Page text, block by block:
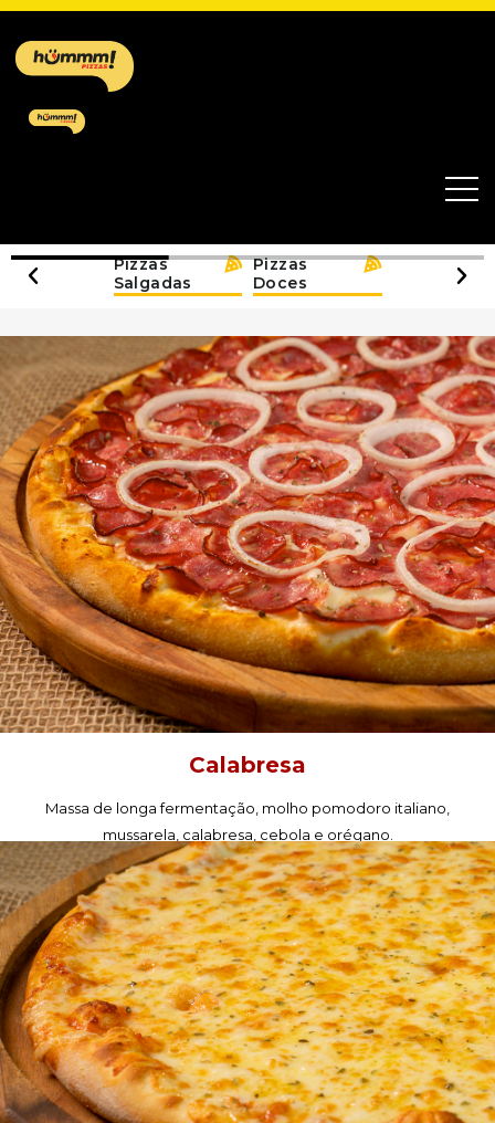
Pizzas
Salgadas
Pizzas
Doces
Exclusivos
Hummm!
Calabresa
Massa de longa fermentação, molho pomodoro italiano,
mussarela, calabresa, cebola e orégano.
PEÇA AGORA!